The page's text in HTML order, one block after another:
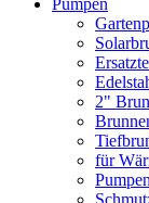
Pumpen
2"
für